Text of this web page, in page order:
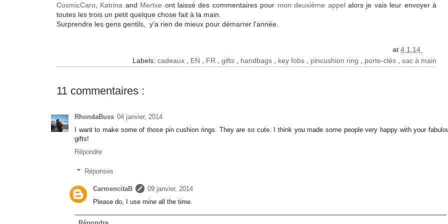
CosmicCaro, Katrina and Mertxe ont laissé des commentaires pour mon deuxième appelalors je vais leur envoyer à
toutes les trois un petit quelque chose fait à la main.
Surprendre les gens gentils, y'a rien de mieux pour démarrer l'année.
at 4.1.14
Labels: cadeaux , EN , FR , gifts , handbags , key fobs , pincushion ring , porte-clés , sac à main
11 commentaires :
RhondaBuss 04 janvier, 2014
I want to make some of those pin cushion rings. They are so cute. I think you made some people very happy with your
gifts!
Répondre
Réponses
CarmencitaB
09 janvier, 2014
Please do, I use mine all the time.